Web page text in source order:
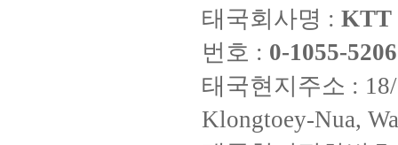
태국회사명 : KTT
번호 : 0-1055-
태국현지주소 :
Klongtoey-Nua,